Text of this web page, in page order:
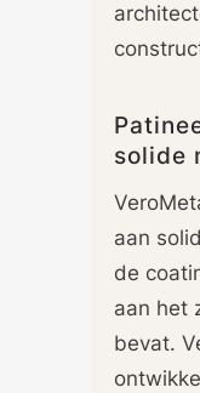
solide
aan
de
aan het
bevat.